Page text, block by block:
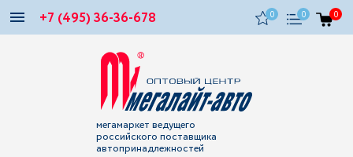
+7 (495) 36-36-678 0 0 0
мегамаркет ведущего
российского поставщика
автопринадлежностей